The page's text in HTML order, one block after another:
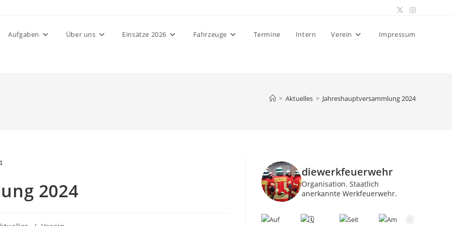
Aufgaben Über uns Einsätze 2026 Fahrzeuge Termine Intern Verein Impressum
> Aktuelles > Jahreshauptversammlung 2024
2024
diewerkfeuerwehr
Organisation. Staatlich
anerkannte Werkfeuerwehr.